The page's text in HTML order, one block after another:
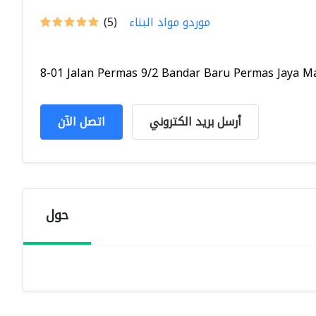
(5) موردو مواد البناء
8-01 Jalan Permas 9/2 Bandar Baru Permas Jaya
اتصل الآن أرسل بريد الكتروني
حول